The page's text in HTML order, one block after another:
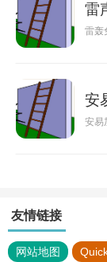
雷
雷轰
安
安易
友情链接
网站地图